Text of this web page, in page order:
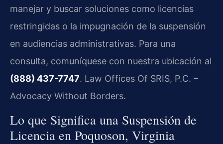
manejar y buscar soluciones como licencias
restringidas o la impugnación de la suspensión
en audiencias administrativas. Para una
consulta, comuníquese con nuestra ubicación al
(888) 437-7747. Law Offices Of SRIS, P.C. –
Advocacy Without Borders.
Lo que Significa una Suspensión de
Licencia en Poquoson, Virginia